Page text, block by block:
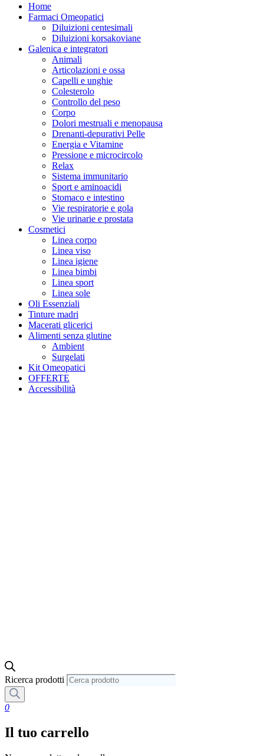
Home
Farmaci Omeopatici
Diluizioni centesimali
Diluizioni korsakoviane
Galenica e integratori
Animali
Articolazioni e ossa
Capelli e unghie
Colesterolo
Controllo del peso
Corpo
Dolori mestruali e menopausa
Drenanti-depurativi Pelle
Energia e Vitamine
Pressione e microcircolo
Relax
Sistema immunitario
Sport e aminoacidi
Stomaco e intestino
Vie respiratorie e gola
Vie urinarie e prostata
Cosmetici
Linea corpo
Linea viso
Linea igiene
Linea bimbi
Linea sport
Linea sole
Oli Essenziali
Tinture madri
Macerati glicerici
Alimenti senza glutine
Ambient
Surgelati
Kit Omeopatici
OFFERTE
Accessibilità
Ricerca prodotti
0
Il tuo carrello